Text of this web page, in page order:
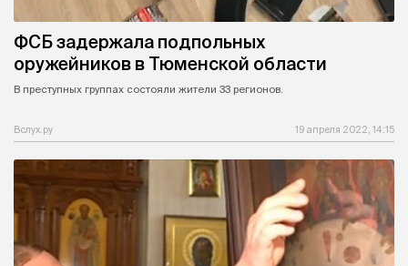
ФСБ задержала подпольных
оружейников в Тюменской области
В преступных группах состояли жители 33 регионов.
Вслух.ру 19 апреля 2022, 14:15